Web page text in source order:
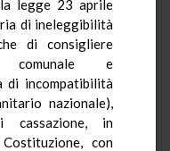
legge 23 aprile
di ineleggibilità
di consigliere
comunale e
di incompatibilità
nazionale),
cassazione, in
con